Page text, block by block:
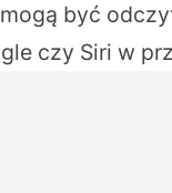
być
czy Siri w